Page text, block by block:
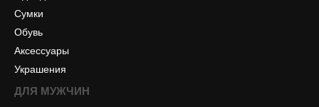
Сумки
Обувь
Аксессуары
Украшения
ДЛЯ МУЖЧИН